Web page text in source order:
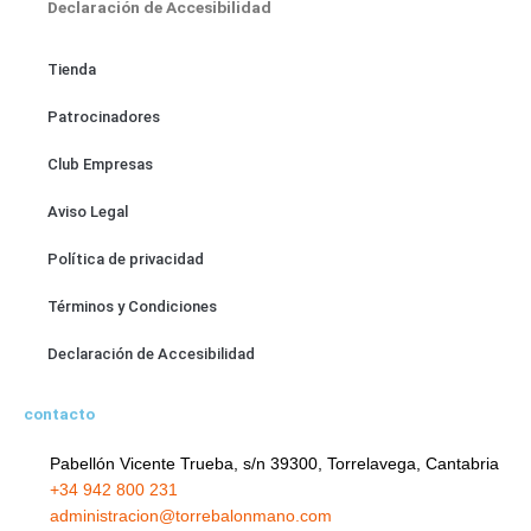
Declaración de Accesibilidad
Tienda
Patrocinadores
Club Empresas
Aviso Legal
Política de privacidad
Términos y Condiciones
Declaración de Accesibilidad
contacto
Pabellón Vicente Trueba, s/n 39300, Torrelavega, Cantabria
+34 942 800 231
administracion@torrebalonmano.com